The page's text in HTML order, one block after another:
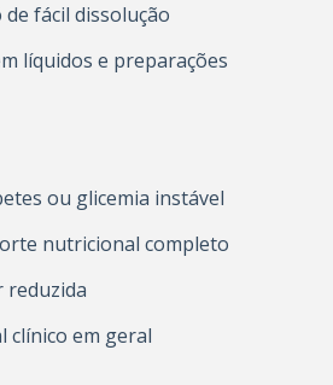
fácil dissolução
líquidos e preparações
ou glicemia instável
nutricional completo
reduzida
clínico em geral